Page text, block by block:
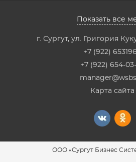
Показать все
г. Сургут, ул. Григория
+7 (922)
+7 (922) 654-
Карта сайта
ООО «Сургут Бизнес